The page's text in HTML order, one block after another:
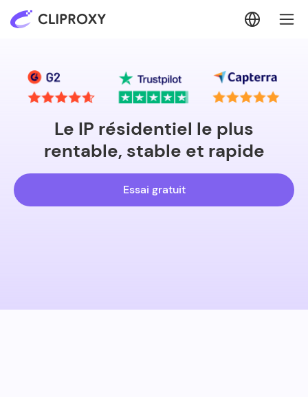
Le IP résidentiel le plus
rentable, stable et rapide
Essai gratuit